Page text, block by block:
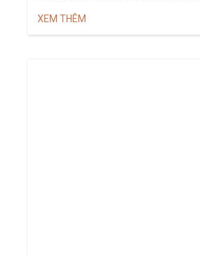
XEM THÊM